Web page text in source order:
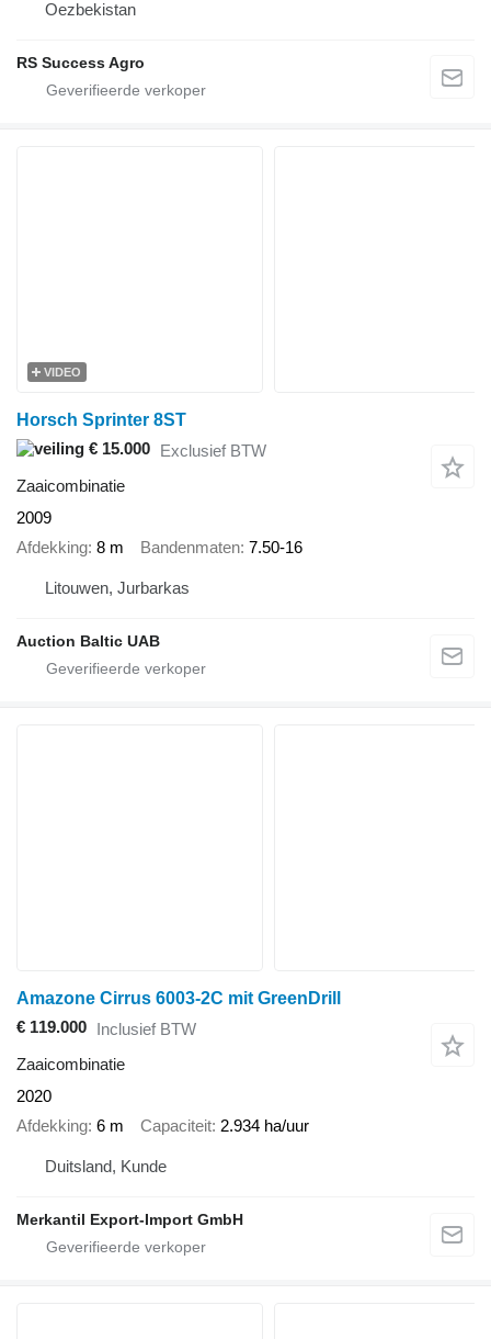
Oezbekistan
RS Success Agro
VIDEO
Horsch Sprinter 8ST
€ 15.000 Exclusief BTW
Zaaicombinatie
2009
Afdekking 8 m Bandenmaten 7.50-16
Litouwen, Jurbarkas
Auction Baltic UAB
Amazone Cirrus 6003-2C mit GreenDrill
€ 119.000 Inclusief BTW
Zaaicombinatie
2020
Afdekking 6 m Capaciteit 2.934 ha/uur
Duitsland, Kunde
Merkantil Export-Import GmbH